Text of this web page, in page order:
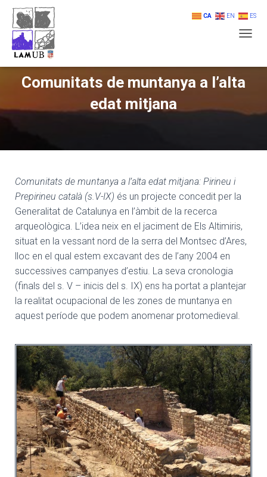
G
Comunitats de muntanya a l’alta
edat mitjana
Comunitats de muntanya a l’alta edat mitjana: Pirineu i
Prepirineu català (s.V-IX) és un projecte concedit per la
Generalitat de Catalunya en l’àmbit de la recerca
arqueològica. L’idea neix en el jaciment de Els Altimiris,
situat en la vessant nord de la serra del Montsec d’Ares,
lloc en el qual estem excavant des de l’any 2004 en
successives campanyes d’estiu. La seva cronologia
(finals del s. V – inicis del s. IX) ens ha portat a plantejar
la realitat ocupacional de les zones de muntanya en
aquest període que podem anomenar protomedieval.
CA EN ES